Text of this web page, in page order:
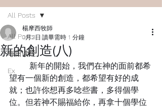
All Posts
每日读经
Ex
All Posts
新的創造(八)
楊摩西牧師
3月2日 讀畢需時 1 分鐘
望有一個新的創造，都希望有好的成
就；也許你想再多唸些書，多得個學
位。但若神不賜福給你，再拿十個學位